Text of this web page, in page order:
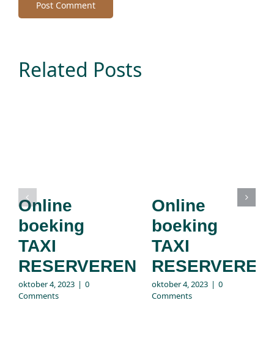
Related Posts
Online
boeking
TAXI
RESERVEREN
oktober 4, 2023 | 0
Comments
Online
boeking
TAXI
RESERVEREN
oktober 4, 2023 | 0
Comments